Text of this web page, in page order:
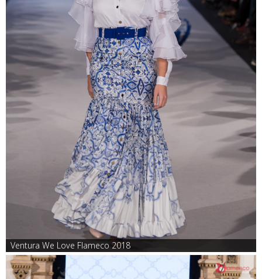
Ventura We Love Flameco 2018